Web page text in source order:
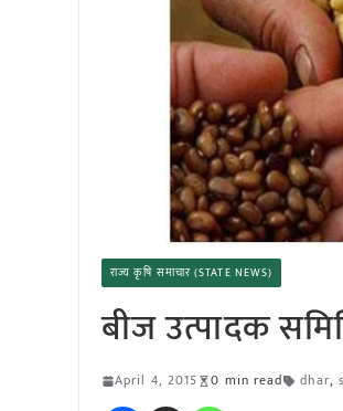
राज्य कृषि समाचार (STATE NEWS)
बीज उत्पादक
April 4, 2015 0 min read dhar,